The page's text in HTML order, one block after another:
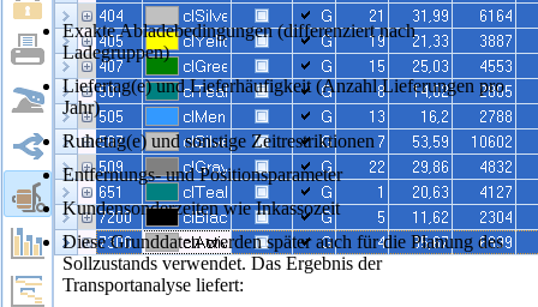
Exakte Abladebedingungen (differenziert nach
Ladegruppen)
Liefertag(e) und Lieferhäufigkeit (Anzahl Lieferungen pro
Jahr)
Ruhetag(e) und sonstige Zeitrestriktionen
Entfernungs- und Positionsparameter
Kundensonderzeiten wie Inkassozeit
Diese Grunddaten werden später auch für die Planung des
Sollzustands verwendet. Das Ergebnis der
Transportanalyse liefert: